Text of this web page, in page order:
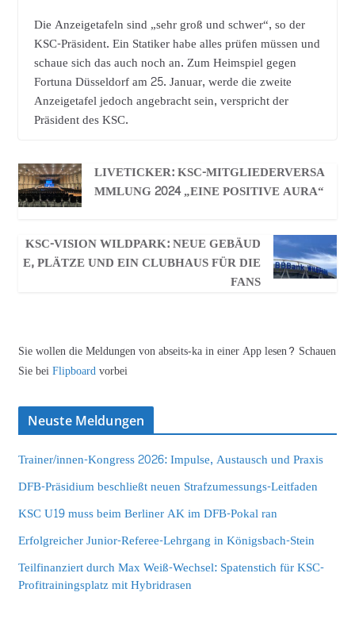
Die Anzeigetafeln sind „sehr groß und schwer“, so der
KSC-Präsident. Ein Statiker habe alles prüfen müssen und
schaue sich das auch noch an. Zum Heimspiel gegen
Fortuna Düsseldorf am 25. Januar, werde die zweite
Anzeigetafel jedoch angebracht sein, verspricht der
Präsident des KSC.
LIVETICKER: KSC-MITGLIEDERVERSA
MMLUNG 2024 „EINE POSITIVE AURA“
KSC-VISION WILDPARK: NEUE GEBÄUD
E, PLÄTZE UND EIN CLUBHAUS FÜR DIE
FANS
Sie wollen die Meldungen von abseits-ka in einer App lesen? Schauen
Sie beiFlipboardvorbei
Neuste Meldungen
Trainer/innen-Kongress 2026: Impulse, Austausch und Praxis
DFB-Präsidium beschließt neuen Strafzumessungs-Leitfaden
KSC U19 muss beim Berliner AK im DFB-Pokal ran
Erfolgreicher Junior-Referee-Lehrgang in Königsbach-Stein
Teilfinanziert durch Max Weiß-Wechsel: Spatenstich für KSC-
Profitrainingsplatz mit Hybridrasen